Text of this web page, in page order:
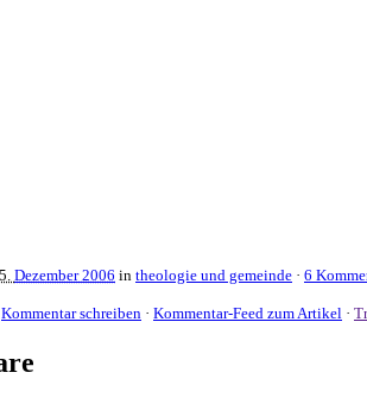
Dezember 2006 in theologie und gemeinde · 6
Kommentar schreiben · Kommentar-Feed zum Artikel ·